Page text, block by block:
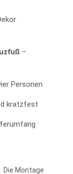
–
Personen
kratzfest
Die Montage